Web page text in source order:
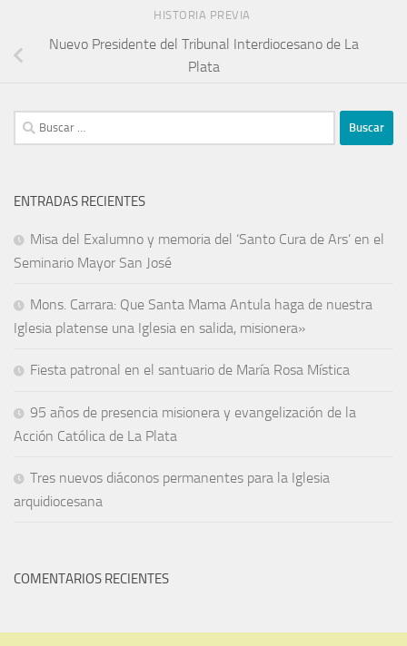
HISTORIA PREVIA
Nuevo Presidente del Tribunal Interdiocesano de La
Plata
ENTRADAS RECIENTES
Misa del Exalumno y memoria del ‘Santo Cura de Ars’ en el
Seminario Mayor San José
Mons. Carrara: Que Santa Mama Antula haga de nuestra
Iglesia platense una Iglesia en salida, misionera»
Fiesta patronal en el santuario de María Rosa Mística
95 años de presencia misionera y evangelización de la
Acción Católica de La Plata
Tres nuevos diáconos permanentes para la Iglesia
arquidiocesana
COMENTARIOS RECIENTES